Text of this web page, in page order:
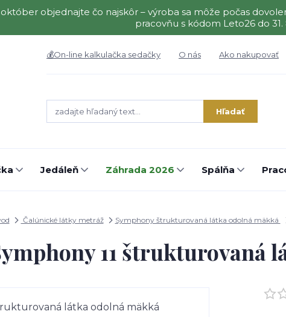
objednajte čo najskôr – výroba sa môže počas
pracovňu s kódom Leto26 do 31.
💰On-line kalkulačka sedačky O nás Ako nakupovať
Hľadať
Jedáleň Záhrada 2026 Spálňa
Čalúnické látky metráž Symphony štrukturovaná látka odolná mäkká
11 štrukturovaná